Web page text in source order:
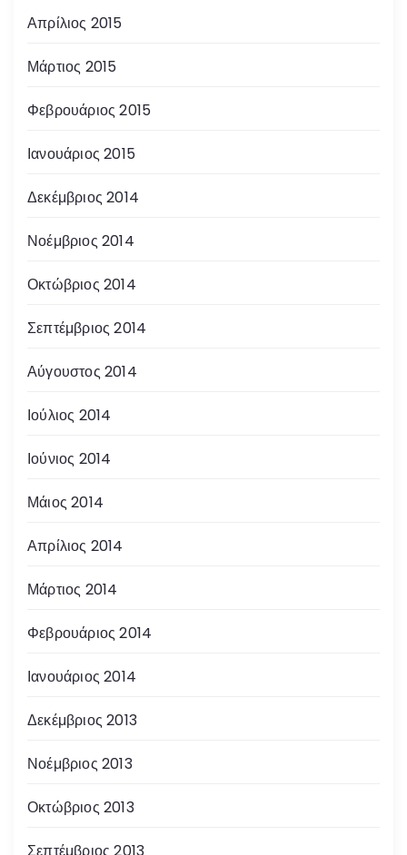
Απρίλιος 2015
Μάρτιος 2015
Φεβρουάριος 2015
Ιανουάριος 2015
Δεκέμβριος 2014
Νοέμβριος 2014
Οκτώβριος 2014
Σεπτέμβριος 2014
Αύγουστος 2014
Ιούλιος 2014
Ιούνιος 2014
Μάιος 2014
Απρίλιος 2014
Μάρτιος 2014
Φεβρουάριος 2014
Ιανουάριος 2014
Δεκέμβριος 2013
Νοέμβριος 2013
Οκτώβριος 2013
Σεπτέμβριος 2013